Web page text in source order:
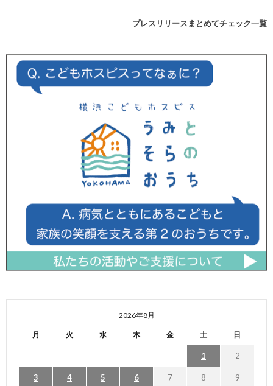
プレスリリースまとめてチェック一覧
2026年8月
月 火 水 木 金 土 日
1 2
3 4 5 6 7 8 9